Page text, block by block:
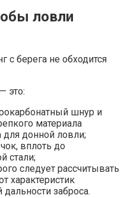
ловли
с берега не обходится
это:
шнур и
материала
донной ловли;
вплоть до
стали;
следует рассчитывать
характеристик
заброса.